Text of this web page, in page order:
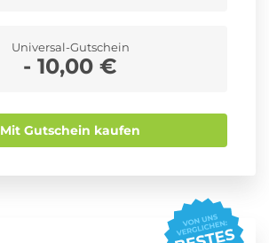
Universal-Gutschein
- 10,00 €
Mit Gutschein kaufen